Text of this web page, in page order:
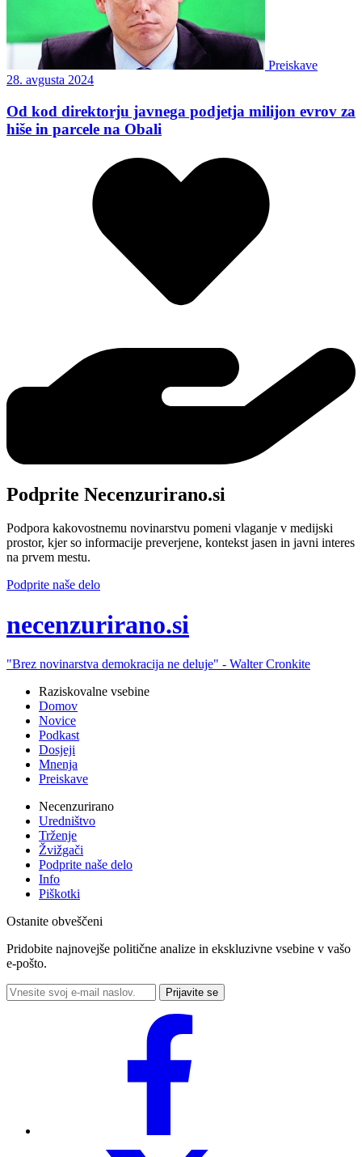
Preiskave
28. avgusta 2024
Od kod direktorju javnega podjetja milijon evrov za
hiše in parcele na Obali
Podprite Necenzurirano.si
Podpora kakovostnemu novinarstvu pomeni vlaganje v medijski
prostor, kjer so informacije preverjene, kontekst jasen in javni interes
na prvem mestu.
Podprite naše delo
necenzurirano.si
"Brez novinarstva demokracija ne deluje" - Walter Cronkite
Raziskovalne vsebine
Domov
Novice
Podkast
Dosjeji
Mnenja
Preiskave
Necenzurirano
Uredništvo
Trženje
Žvižgači
Podprite naše delo
Info
Piškotki
Ostanite obveščeni
Pridobite najnovejše politične analize in ekskluzivne vsebine v vašo
e-pošto.
Prijavite se